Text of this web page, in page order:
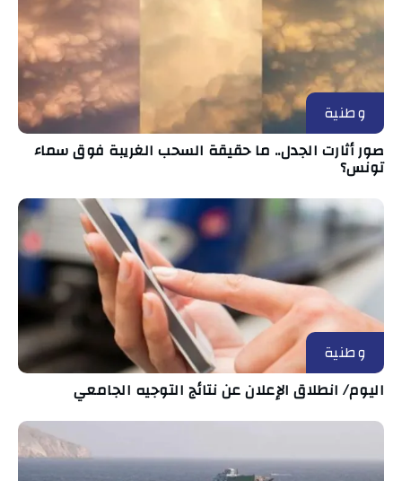
وطنية
صور أثارت الجدل.. ما حقيقة السحب الغريبة فوق سماء
تونس؟
وطنية
اليوم/ انطلاق الإعلان عن نتائج التوجيه الجامعي